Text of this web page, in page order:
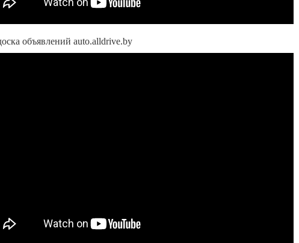
объявлений auto.alldrive.by